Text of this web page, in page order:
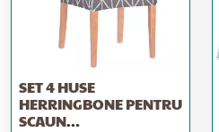
SET 4 HUSE
HERRINGBONE PENTRU
SCAUN